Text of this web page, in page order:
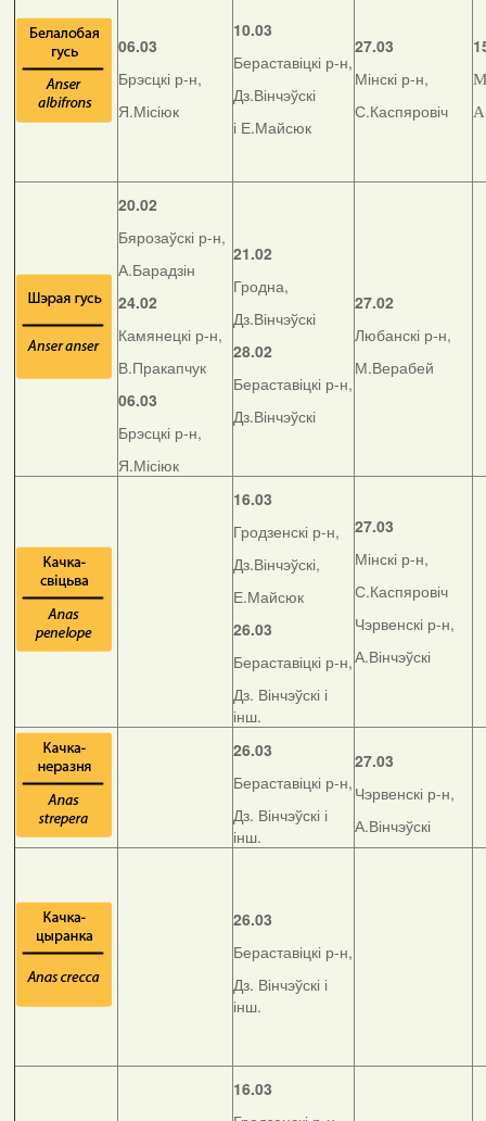
06.03
Брэсцкі р-н,
Я.Місіюк
10.03
Бераставіцкі р-н,
Дз.Вінчэўскі
і Е.Майсюк
27.03
Мінскі р-н,
С.Каспяровіч
20.02
Бярозаўскі р-н,
А.Барадзін
24.02
Камянецкі р-н,
В.Пракапчук
06.03
Брэсцкі р-н,
Я.Місіюк
21.02
Гродна,
Дз.Вінчэўскі
28.02
Бераставіцкі р-н,
Дз.Вінчэўскі
27.02
Любанскі р-н,
М.Верабей
16.03
Гродзенскі р-н,
Дз.Вінчэўскі,
Е.Майсюк
26.03
Бераставіцкі р-н,
Дз. Вінчэўскі і
інш.
27.03
Мінскі р-н,
С.Каспяровіч
Чэрвенскі р-н,
А.Вінчэўскі
26.03
Бераставіцкі р-н,
Дз. Вінчэўскі і
інш.
27.03
Чэрвенскі р-н,
А.Вінчэўскі
26.03
Бераставіцкі р-н,
Дз. Вінчэўскі і
інш.
16.03